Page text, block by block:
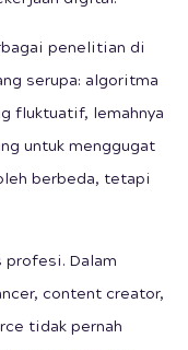
penelitian di
serupa: algoritma
fluktuatif, lemahnya
untuk menggugat
berbeda, tetapi
Dalam
content creator,
tidak pernah